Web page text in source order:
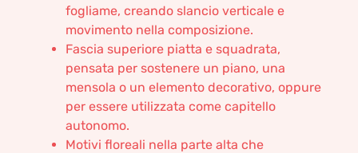
fogliame, creando slancio verticale e
movimento nella composizione.
Fascia superiore piatta e squadrata,
pensata per sostenere un piano, una
mensola o un elemento decorativo, oppure
per essere utilizzata come capitello
autonomo.
Motivi floreali nella parte alta che